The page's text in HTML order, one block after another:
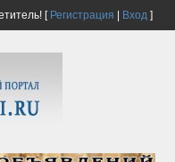
[ Регистрация Вход]